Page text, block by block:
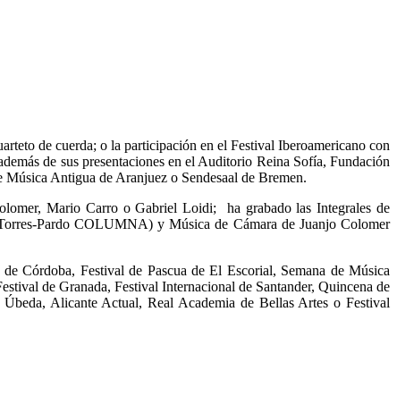
de cuerda; o la participación en el Festival Iberoamericano con
de sus presentaciones en el Auditorio Reina Sofía, Fundación
Antigua de Aranjuez o Sendesaal de Bremen.
Mario Carro o Gabriel Loidi; ha grabado las Integrales de
Pardo COLUMNA) y Música de Cámara de Juanjo Colomer
Córdoba, Festival de Pascua de El Escorial, Semana de Música
de Granada, Festival Internacional de Santander, Quincena de
Alicante Actual, Real Academia de Bellas Artes o Festival